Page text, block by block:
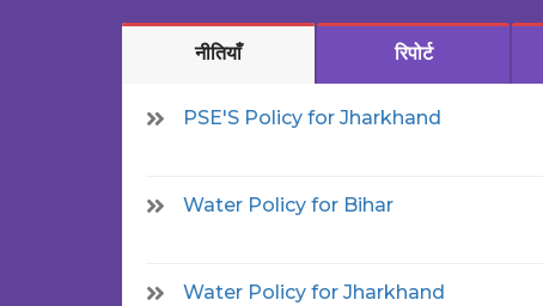
नीतियाँ रिपोर्ट
PSE'S Policy for Jharkhand
Water Policy for Bihar
Water Policy for Jharkhand